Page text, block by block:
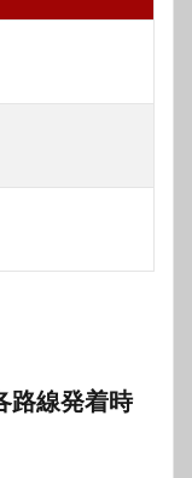
線発着時